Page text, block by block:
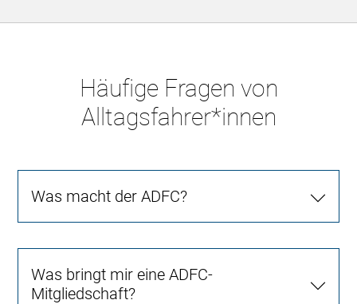
Häufige Fragen von
Alltagsfahrer*innen
Was macht der ADFC?
Was bringt mir eine ADFC-
Mitgliedschaft?